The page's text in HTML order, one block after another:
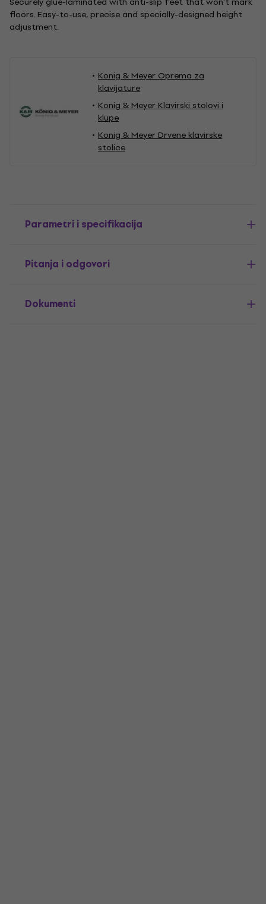
floors. Easy-to-use, precise and specially-designed height
adjustment.
Konig & Meyer Oprema za
klavijature
Konig & Meyer Klavirski stolovi i
klupe
Konig & Meyer Drvene klavirske
stolice
Parametri i specifikacija
Pitanja i odgovori
Dokumenti